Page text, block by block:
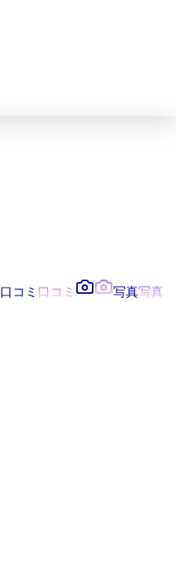
口コミ 口コミ 写真写真